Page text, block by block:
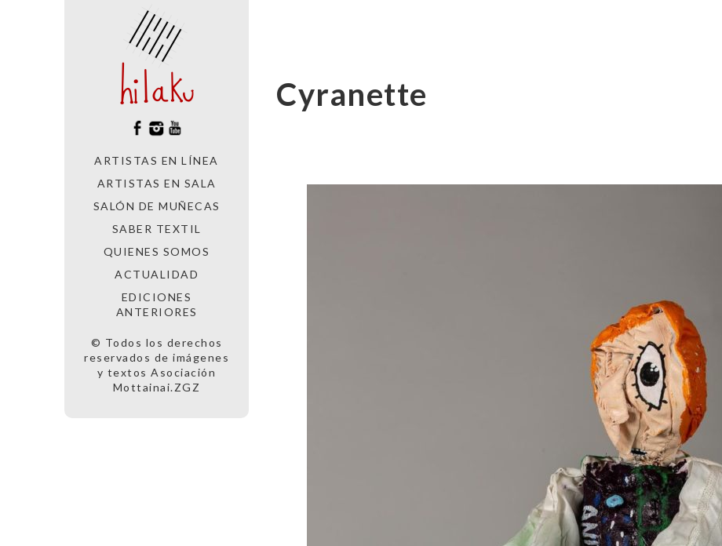
ARTISTAS EN LÍNEA
ARTISTAS EN SALA
SALÓN DE MUÑECAS
SABER TEXTIL
QUIENES SOMOS
ACTUALIDAD
EDICIONES
ANTERIORES
© Todos los derechos
reservados de imágenes
y textos Asociación
Mottainai.ZGZ
Cyranette